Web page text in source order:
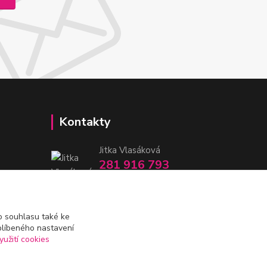
Kontakty
Jitka Vlasáková
281 916 793
souhlasu také ke
nastavení
cookies